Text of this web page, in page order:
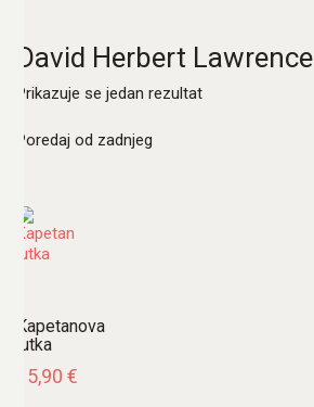
David Herbert Lawrence
Prikazuje se jedan rezultat
Poredaj od zadnjeg
Kapetanova
lutka
15,90 €